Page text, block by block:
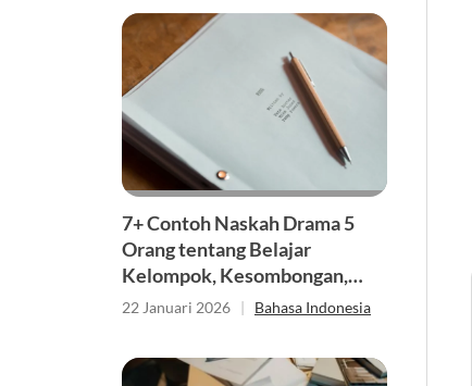
7+ Contoh Naskah Drama 5
Orang tentang Belajar
Kelompok, Kesombongan,
Kejujuran dan Perbedaan
22 Januari 2026 | Bahasa Indonesia